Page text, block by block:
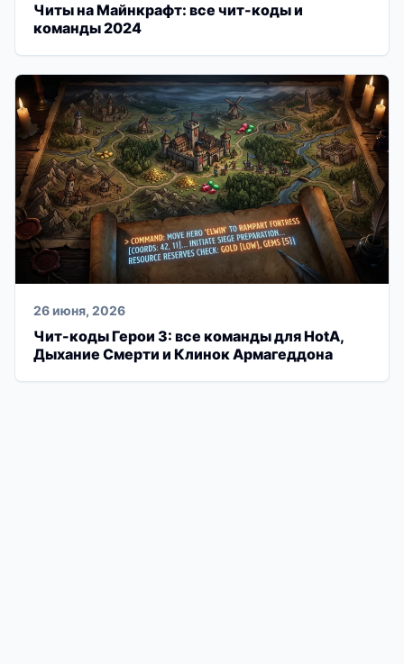
Читы на Майнкрафт: все чит-коды и
команды 2024
26 июня, 2026
Чит-коды Герои 3: все команды для HotA,
Дыхание Смерти и Клинок Армагеддона